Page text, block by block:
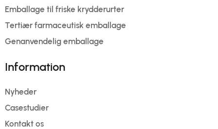
Emballage til friske krydderurter
Tertiær farmaceutisk emballage
Genanvendelig emballage
Information
Nyheder
Casestudier
Kontakt os